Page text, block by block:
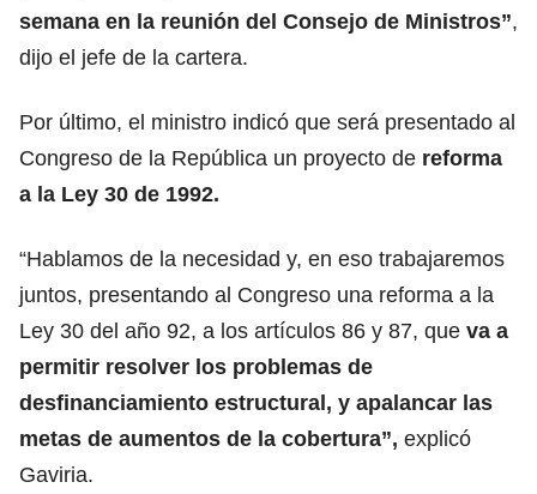
semana en la reunión del Consejo de Ministros”,
dijo el jefe de la cartera.
Por último, el ministro indicó que será presentado al
Congreso de la República un proyecto de reforma
a la Ley 30 de 1992.
“Hablamos de la necesidad y, en eso trabajaremos
juntos, presentando al Congreso una reforma a la
Ley 30 del año 92, a los artículos 86 y 87, que va a
permitir resolver los problemas de
desfinanciamiento estructural, y apalancar las
metas de aumentos de la cobertura”, explicó
Gaviria.